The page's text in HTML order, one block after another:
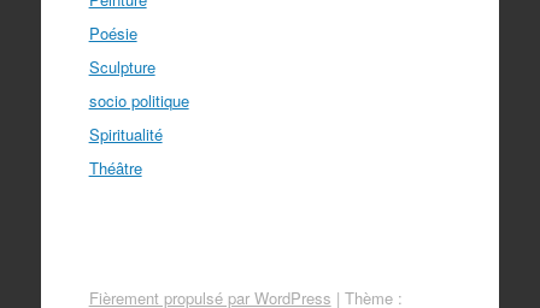
Poésie
Sculpture
socio politique
Spiritualité
Théâtre
Fièrement propulsé par WordPress | Thème :